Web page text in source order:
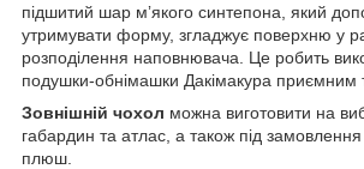
підшитий шар мʼякого синтепона, який
утримувати форму, згладжує поверхню у
розподілення наповнювача. Це робить
подушки-обнімашки Дакімакура приємним
Зовнішній чохол можна виготовити на
габардин та атлас, а також під
плюш.